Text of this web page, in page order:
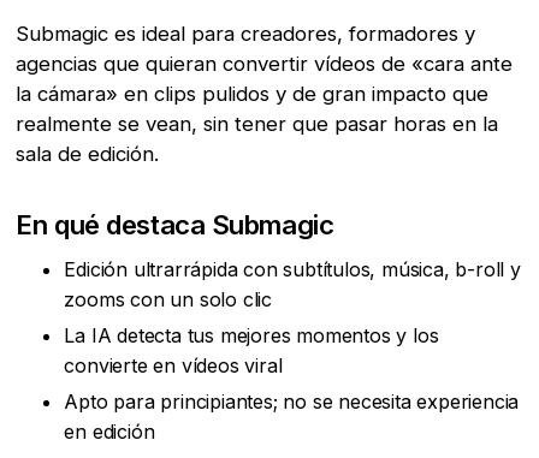
Submagic es ideal para creadores, formadores y
agencias que quieran convertir vídeos de «cara ante
la cámara» en clips pulidos y de gran impacto que
realmente se vean, sin tener que pasar horas en la
sala de edición.
En qué destaca Submagic
Edición ultrarrápida con subtítulos, música, b-roll y
zooms con un solo clic
La IA detecta tus mejores momentos y los
convierte en vídeos viral
Apto para principiantes; no se necesita experiencia
en edición